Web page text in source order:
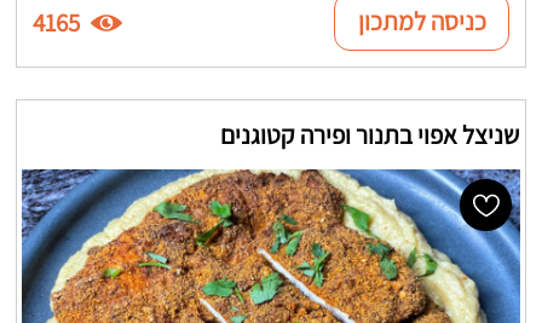
כניסה למתכון 4165
שניצל אפוי בתנור ופירה קטוגנים